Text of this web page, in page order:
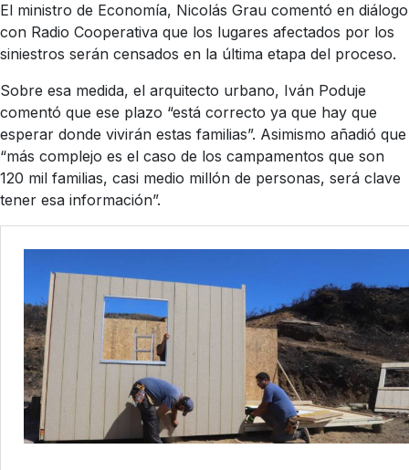
El ministro de Economía, Nicolás Grau comentó en diálogo
con Radio Cooperativa que los lugares afectados por los
siniestros serán censados en la última etapa del proceso.
Sobre esa medida, el arquitecto urbano, Iván Poduje
comentó que ese plazo “está correcto ya que hay que
esperar donde vivirán estas familias”. Asimismo añadió que
“más complejo es el caso de los campamentos que son
120 mil familias, casi medio millón de personas, será clave
tener esa información”.